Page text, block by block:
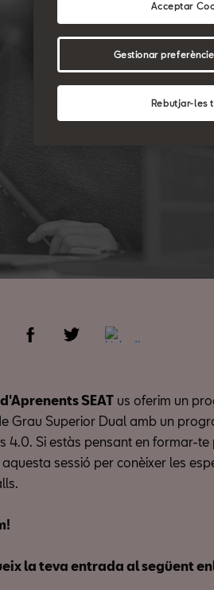
SEAT us oferim un
Grau Superior Dual amb un
4.0. Si estàs pensant en formar-
sessió per conèixer les
la teva entrada al següent
Rebutjar-les
Acceptar
Gestionar